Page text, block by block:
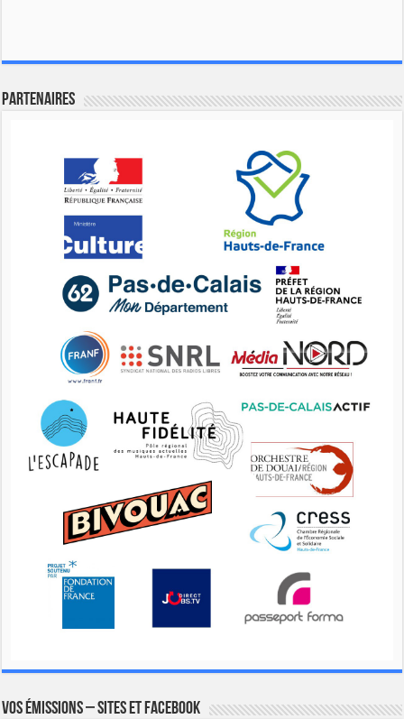
Partenaires
Vos émissions – Sites et Facebook